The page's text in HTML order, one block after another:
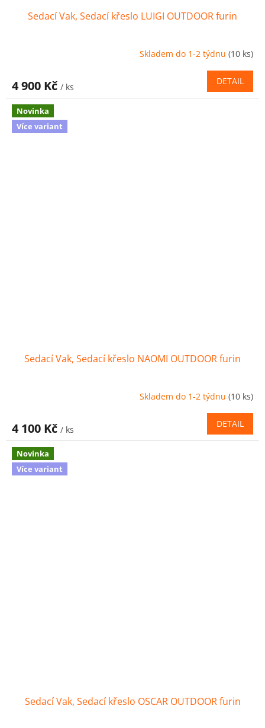
Sedací Vak, Sedací křeslo LUIGI OUTDOOR furin
Skladem do 1-2 týdnu (10 ks)
4 900 Kč / ks
DETAIL
Novinka
Více variant
Sedací Vak, Sedací křeslo NAOMI OUTDOOR furin
Skladem do 1-2 týdnu (10 ks)
4 100 Kč / ks
DETAIL
Novinka
Více variant
Sedací Vak, Sedací křeslo OSCAR OUTDOOR furin